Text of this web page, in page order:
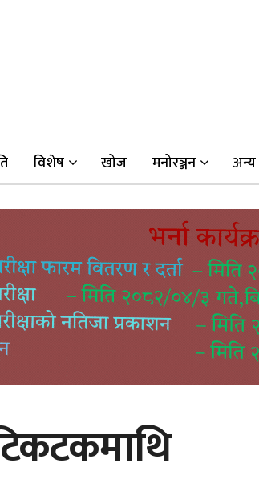
विशेष खोज मनोरञ्जन अन्य